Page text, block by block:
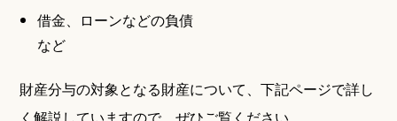
借金、ローンなどの負債
など
財産分与の対象となる財産について、下記ページで詳し
く解説していますので、ぜひご覧ください。